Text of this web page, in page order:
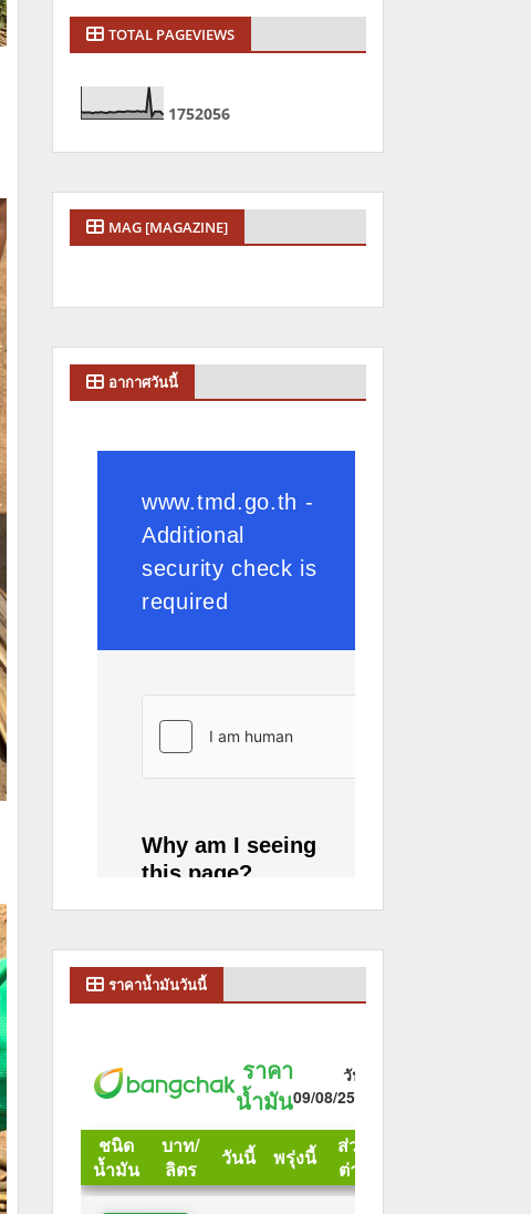
TOTAL PAGEVIEWS
1752056
MAG [MAGAZINE]
อากาศวันนี้
ราคาน้ำมันวันนี้